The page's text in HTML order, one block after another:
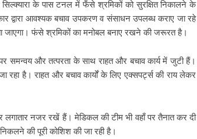
के पास टनल में फँसे श्रमिकों को सुरक्षित निकालने के
द्वारा आवश्यक बचाव उपकरण व संसाधन उपलब्ध कराए जा रहे
जाएगा। फंसे श्रमिकों का मनोबल बनाए रखने की जरूरत है।
समन्वय और तत्परता के साथ राहत और बचाव कार्य में जुटी हैं।
है। राहत और बचाव कार्यों के लिए एक्सपर्ट्स की राय लेकर
लगातार नजर रखें हैं। मेडिकल की टीम भी वहाँ पर तैनात कर दी
की पूरी कोशिश की जा रही है।